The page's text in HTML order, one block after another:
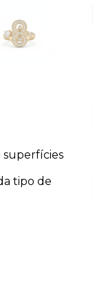
superfícies
tipo de